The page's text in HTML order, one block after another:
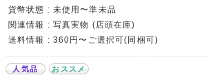
貨幣状態 : 未使用〜準未品
関連情報 : 写真実物 (店頭在庫)
送料情報 : 360円〜ご選択可(同梱可)
人気品 おススメ